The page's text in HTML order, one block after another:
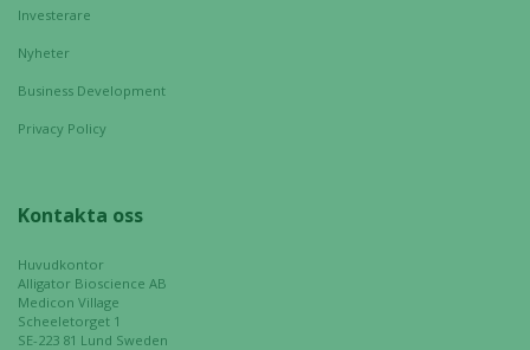
Investerare
Nyheter
Business Development
Privacy Policy
Kontakta oss
Huvudkontor
Alligator Bioscience AB
Medicon Village
Scheeletorget 1
SE-223 81 Lund Sweden